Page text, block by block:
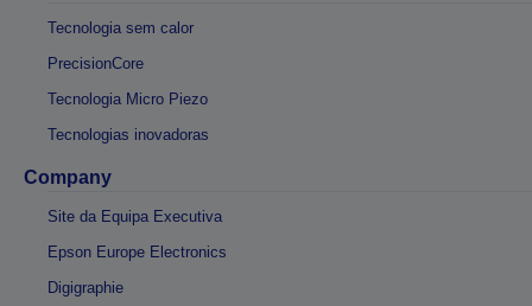
Tecnologia sem calor
PrecisionCore
Tecnologia Micro Piezo
Tecnologias inovadoras
Company
Site da Equipa Executiva
Epson Europe Electronics
Digigraphie